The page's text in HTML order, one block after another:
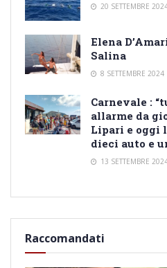
20 SETTEMBRE
Elena
Salina
8 SETTEMBRE 2024
Carnevale :
allarme da
Lipari e oggi
dieci auto e
13 SETTEMBRE
Raccomandati